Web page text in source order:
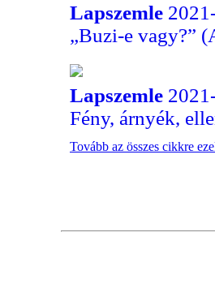
Lapszemle
„Buzi-e vagy?”
Lapszemle
Fény, árnyék,
Tovább az összes cikkre